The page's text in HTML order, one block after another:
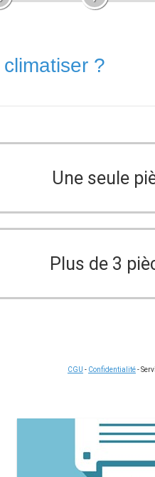
?
Une seule
Plus de 3
CGU - Confidentialité-